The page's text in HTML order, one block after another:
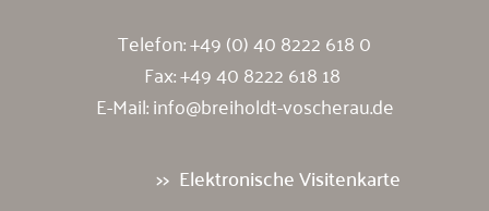
Telefon:+49 (0) 40 8222 618 0
Fax: +49 40 8222 618 18
E-Mail:info@breiholdt-voscherau.de
Elektronische Visitenkarte